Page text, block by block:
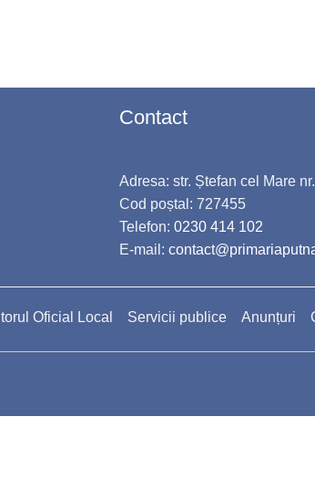
Contact
Adresa: str. Ștefan cel Mare
Cod poștal: 727455
Telefon:0230 414 102
E-mail:
Oficial Local Servicii publice Anunțuri